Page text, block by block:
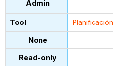
Planificación